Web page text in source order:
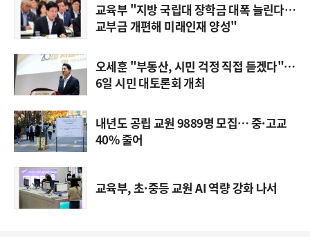
교육부 "지방 국립대 장학금 대폭 늘린다…
교부금 개편해 미래인재 양성"
오세훈 "부동산, 시민 걱정 직접 듣겠다"…
6일 시민 대토론회 개최
내년도 공립 교원 9889명 모집… 중·고교
40% 줄어
교육부, 초·중등 교원 AI 역량 강화 나서